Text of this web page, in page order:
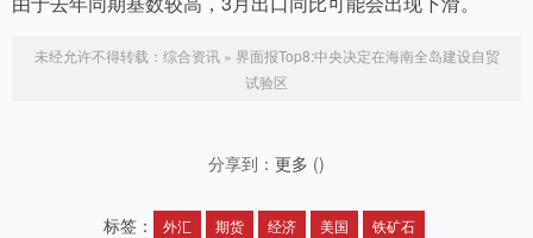
未经允许不得转载： 综合资讯» 界面报Top8:中央决定在海南全岛建设自贸
试验区
分享到： 更多 ()
标签： 外汇 期货 经济 美国 铁矿石